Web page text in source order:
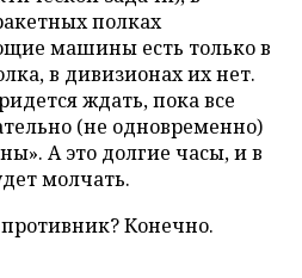
полках
машины есть только в
в дивизионах их нет.
ждать, пока все
(не одновременно)
А это долгие часы, и в
молчать.
Конечно.